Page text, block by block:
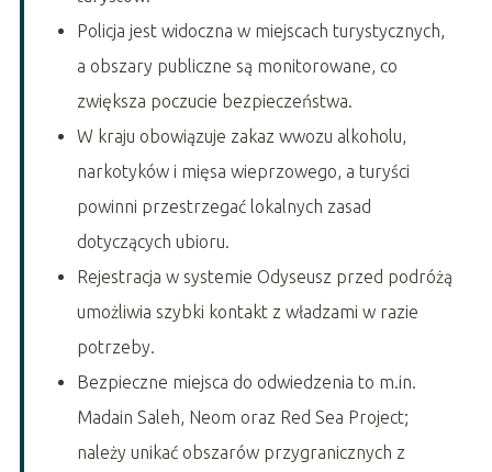
Policja jest widoczna w miejscach turystycznych,
a obszary publiczne są monitorowane, co
zwiększa poczucie bezpieczeństwa.
W kraju obowiązuje zakaz wwozu alkoholu,
narkotyków i mięsa wieprzowego, a turyści
powinni przestrzegać lokalnych zasad
dotyczących ubioru.
Rejestracja w systemie Odyseusz przed podróżą
umożliwia szybki kontakt z władzami w razie
potrzeby.
Bezpieczne miejsca do odwiedzenia to m.in.
Madain Saleh, Neom oraz Red Sea Project;
należy unikać obszarów przygranicznych z